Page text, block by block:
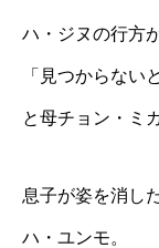
ハ・ジヌの行方
「見つからない
と母チョン・ミ
息子が姿を消し
ハ・ユンモ。